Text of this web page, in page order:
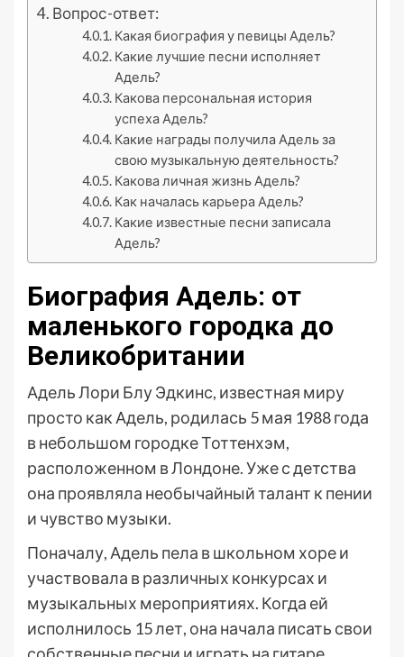
Вопрос-ответ:
Какая биография у певицы Адель?
Какие лучшие песни исполняет
Адель?
Какова персональная история
успеха Адель?
Какие награды получила Адель за
свою музыкальную деятельность?
Какова личная жизнь Адель?
Как началась карьера Адель?
Какие известные песни записала
Адель?
Биография Адель: от
маленького городка до
Великобритании
Адель Лори Блу Эдкинс, известная миру
просто как Адель, родилась 5 мая 1988 года
в небольшом городке Тоттенхэм,
расположенном в Лондоне. Уже с детства
она проявляла необычайный талант к пении
и чувство музыки.
Поначалу, Адель пела в школьном хоре и
участвовала в различных конкурсах и
музыкальных мероприятиях. Когда ей
исполнилось 15 лет, она начала писать свои